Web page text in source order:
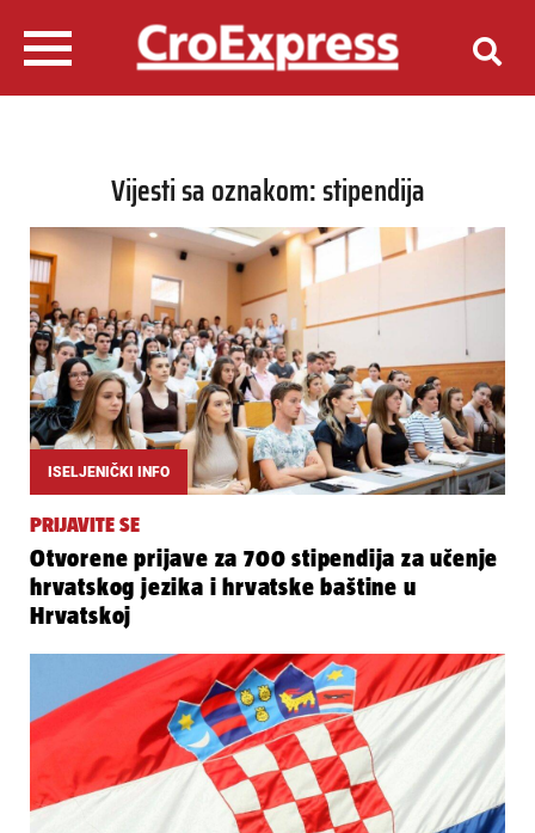
Vijesti sa oznakom: stipendija
ISELJENIČKI INFO
PRIJAVITE SE
Otvorene prijave za 700 stipendija za učenje
hrvatskog jezika i hrvatske baštine u
Hrvatskoj